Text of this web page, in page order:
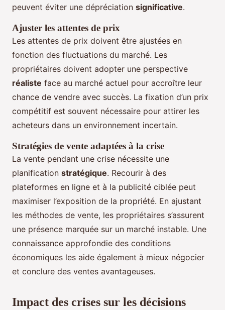
peuvent éviter une dépréciation significative.
Ajuster les attentes de prix
Les attentes de prix doivent être ajustées en
fonction des fluctuations du marché. Les
propriétaires doivent adopter une perspective
réaliste face au marché actuel pour accroître leur
chance de vendre avec succès. La fixation d’un prix
compétitif est souvent nécessaire pour attirer les
acheteurs dans un environnement incertain.
Stratégies de vente adaptées à la crise
La vente pendant une crise nécessite une
planification stratégique. Recourir à des
plateformes en ligne et à la publicité ciblée peut
maximiser l’exposition de la propriété. En ajustant
les méthodes de vente, les propriétaires s’assurent
une présence marquée sur un marché instable. Une
connaissance approfondie des conditions
économiques les aide également à mieux négocier
et conclure des ventes avantageuses.
Impact des crises sur les décisions